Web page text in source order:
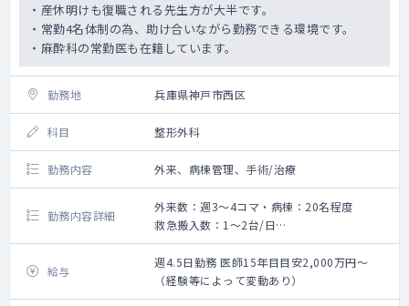
・産休明けも復職される先生方が大半です。
・常勤4名体制の為、助け合いながら勤務できる環境です。
・麻酔科の常勤医も在籍しています。
勤務地 兵庫県神戸市西区
科目 整形外科
勤務内容 外来、病棟管理、手術/治療
勤務内容詳細
外来数：週3～4コマ・病棟：20名程度
救急搬入数：1～2台/日
手術数：約200～250件/年間（人工関節・外
傷）
【勤務内容】
外来コマ：週3～4コマ
給与
週4.5日勤務 医師15年目目安2,000万円～
（経験等によって変動あり）